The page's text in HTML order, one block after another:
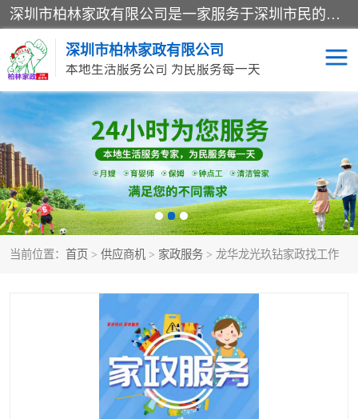
深圳市柏林家政有限公司是一家服务于深圳市民的专业家政公司。致力于为客户提供高质量、多维度的家庭服务，包括养老、母婴、月嫂育婴早教、康复理疗、家电清洗和保洁等方面的专业服务。
深圳市柏林家政有限公司
本地生活服务公司 为民服务每一天
当前位置： 首页 > 供应商机 > 家政服务 > 龙华龙光玖钻家政找工作
家居保洁 护工月嫂
家庭保姆 家政服务